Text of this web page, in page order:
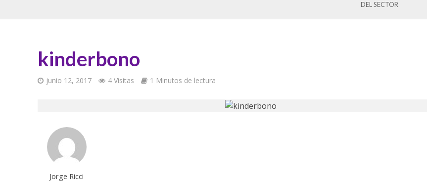
DEL SECTOR
kinderbono
junio 12, 2017 4 Visitas 1 Minutos de lectura
Jorge Ricci